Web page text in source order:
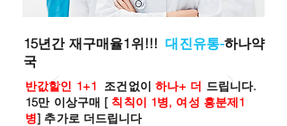
15년간 재구매율1위!!!대진유통-하나약
국
반값할인 1+1 조건없이 하나+ 더 드립니다.
15만 이상구매 [ 칙칙이 1병, 여성 흥분제1
병] 추가로 더드립니다